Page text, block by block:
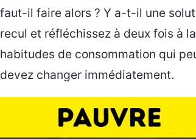
faut-il faire alors ? Y a-t-il une
recul et réfléchissez à deux fois à
habitudes de consommation qui
devez changer immédiatement.